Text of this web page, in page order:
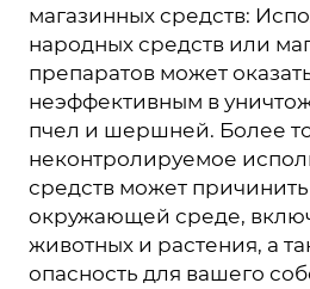
магазинных средств:
народных средств или
препаратов может
неэффективным в
пчел и шершней. Более
неконтролируемое
средств может
окружающей среде,
животных и растения, а
опасность для вашего